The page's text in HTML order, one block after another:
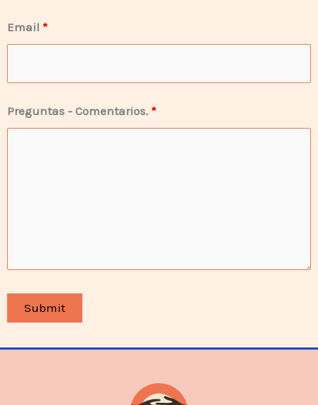
Email *
Preguntas - Comentarios. *